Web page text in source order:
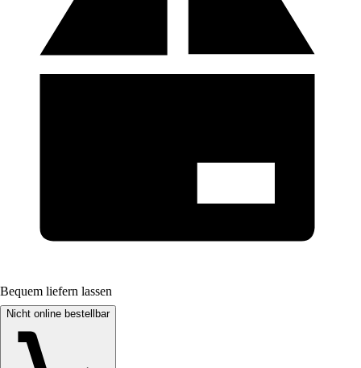
Bequem liefern lassen
Nicht online bestellbar